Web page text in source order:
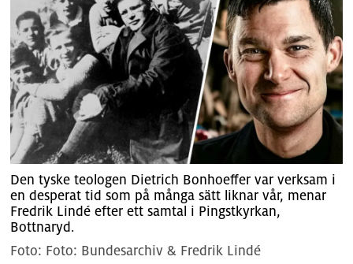
Den tyske teologen Dietrich Bonhoeffer var verksam i
en desperat tid som på många sätt liknar vår, menar
Fredrik Lindé efter ett samtal i Pingstkyrkan,
Bottnaryd.
Foto: Bundesarchiv & Fredrik Lindé